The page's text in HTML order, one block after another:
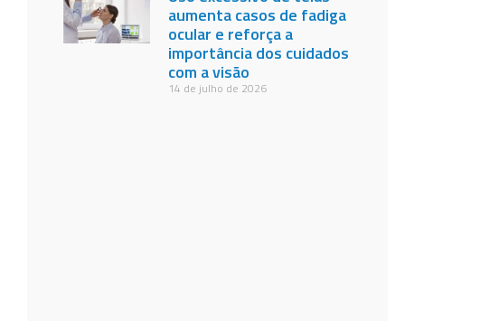
aumenta casos de fadiga
ocular e reforça a
importância dos cuidados
com a visão
14 de julho de 2026